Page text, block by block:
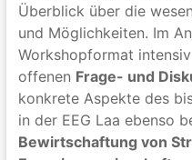
Überblick über die
und Möglichkeiten. Im
Workshopformat
offenen Frage- und
konkrete Aspekte des
in der EEG Laa ebenso
Bewirtschaftung von